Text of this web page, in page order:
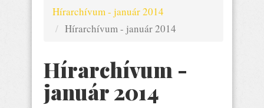
Hírarchívum - január 2014
Hírarchívum - január 2014
Hírarchívum -
január 2014